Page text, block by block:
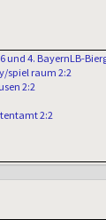
und 4. BayernLB-
spiel raum 2:2
2:2
2:2